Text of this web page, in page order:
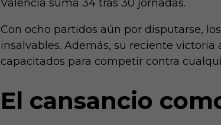
Valencia suma 34 tras 30 jornadas.
Con ocho partidos aún por disputarse,
insalvables. Además, su reciente
capacitados para competir contra
El cansancio